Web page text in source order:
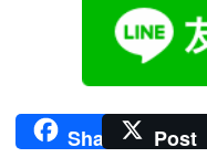
Share Post